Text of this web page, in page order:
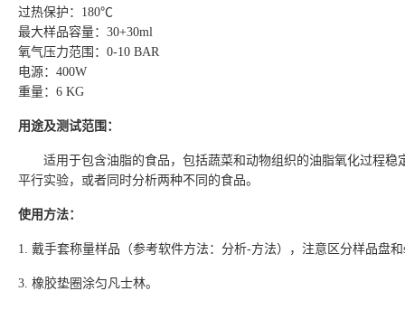
过热保护： 180℃
最大样品容量： 30+30ml
氧气压力范围： 0-10 BAR
电源： 400W
重量： 6 KG
用途及测试范围：
适用于包含油脂的食品，包括蔬菜和动物组织的油脂氧化过程
平行实验，或者同时分析两种不同的食品。
使用方法：
1. 戴手套称量样品（参考软件方法：分析-方法），注意区分样品盘和
3. 橡胶垫圈涂匀凡士林。